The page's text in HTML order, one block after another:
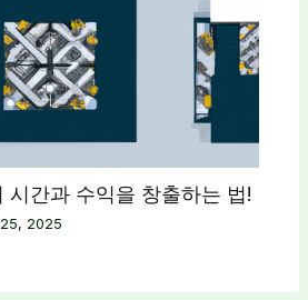
시간과 수익을 창출하는 법!
2025